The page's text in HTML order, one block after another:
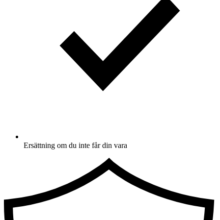
Ersättning om du inte får din vara